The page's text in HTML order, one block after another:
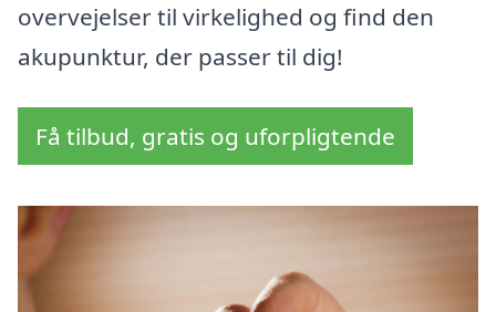
overvejelser til virkelighed og find den
akupunktur, der passer til dig!
Få tilbud, gratis og uforpligtende